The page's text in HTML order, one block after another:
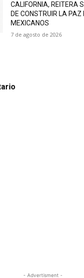
CALIFORNIA, REITERA
DE CONSTRUIR LA PAZ
MEXICANOS
7 de agosto de 2026
- Advertisment -